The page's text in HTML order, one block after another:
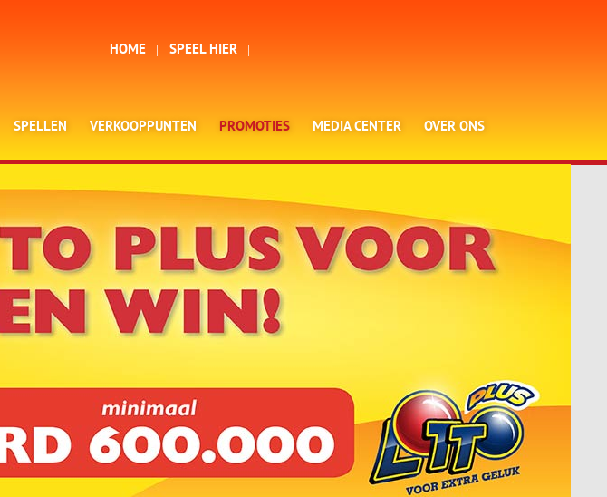
HOME SPEEL HIER
SPELLEN VERKOOPPUNTEN PROMOTIES MEDIA CENTER OVER ONS